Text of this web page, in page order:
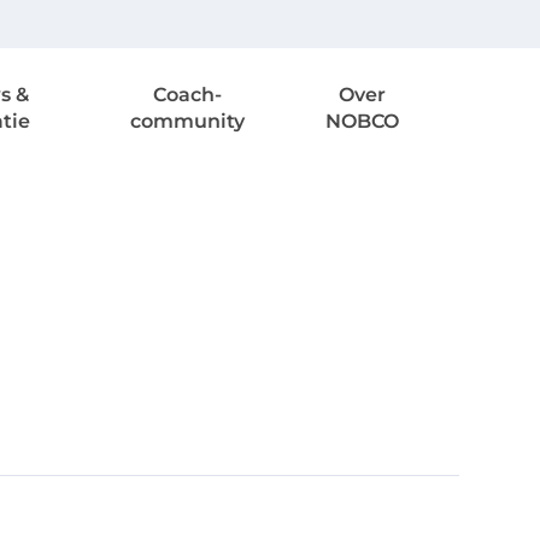
&
Coach-
community
Over
NOBCO